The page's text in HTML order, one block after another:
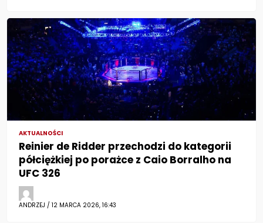
AKTUALNOŚCI
Reinier de Ridder przechodzi do kategorii
półciężkiej po porażce z Caio Borralho na
UFC 326
ANDRZEJ / 12 MARCA 2026, 16:43